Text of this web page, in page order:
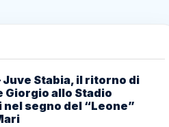
Juve Stabia, il ritorno di
Giorgio allo Stadio
nel segno del “Leone”